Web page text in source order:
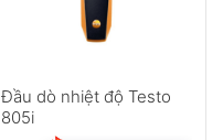
Đầu dò nhiệt độ Testo
805i